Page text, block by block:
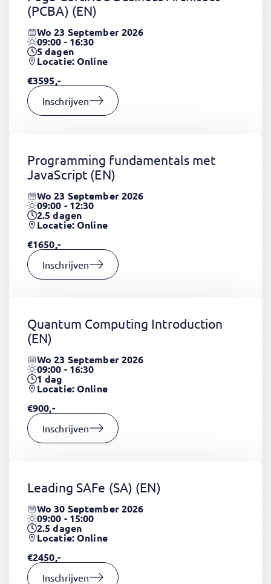
(PCBA) (EN)
Wo 23 September 2026
09:00 - 16:30
5dagen
Locatie: Online
€3595,-
Inschrijven
Programming fundamentals met
JavaScript (EN)
Wo 23 September 2026
09:00 - 12:30
2.5dagen
Locatie: Online
€1650,-
Inschrijven
Quantum Computing Introduction
(EN)
Wo 23 September 2026
09:00 - 16:30
1dag
Locatie: Online
€900,-
Inschrijven
Leading SAFe (SA) (EN)
Wo 30 September 2026
09:00 - 15:00
2.5dagen
Locatie: Online
€2450,-
Inschrijven